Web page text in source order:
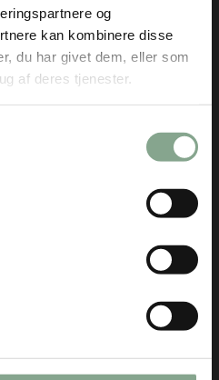
og
kan kombinere disse
du har givet dem, eller som
af deres tjenester.